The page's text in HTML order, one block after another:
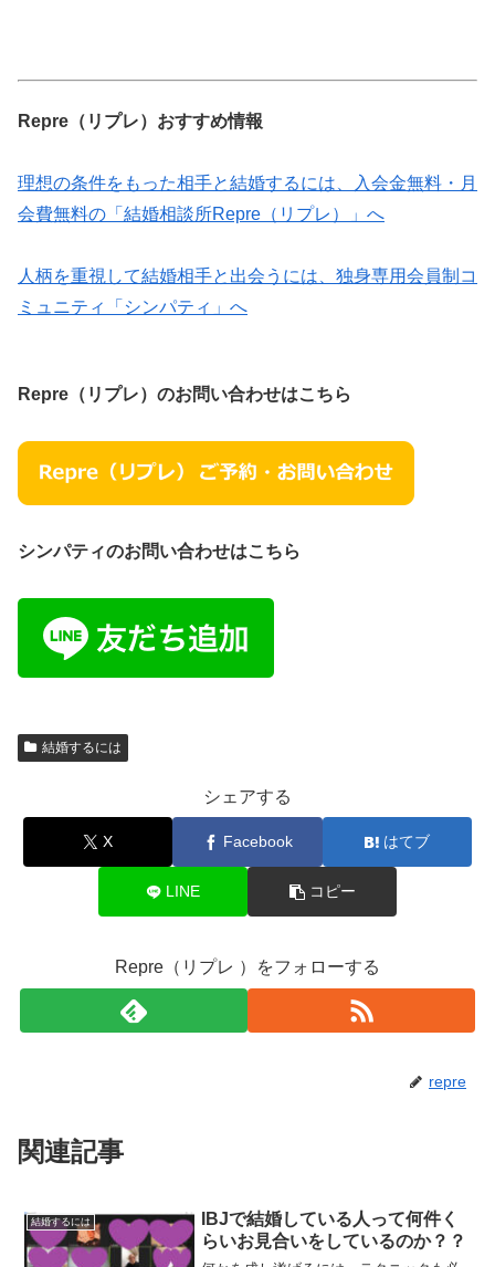
Repre（リプレ）おすすめ情報
理想の条件をもった相手と結婚するには、入会金無料・月
会費無料の「結婚相談所Repre（リプレ）」へ
人柄を重視して結婚相手と出会うには、独身専用会員制コ
ミュニティ「シンパティ」へ
Repre（リプレ）のお問い合わせはこちら
シンパティのお問い合わせはこちら
結婚するには
シェアする
X Facebook はてブ
LINE コピー
Repre（リプレ ）をフォローする
repre
関連記事
結婚するには
IBJで結婚している人って何件く
らいお見合いをしているのか？？